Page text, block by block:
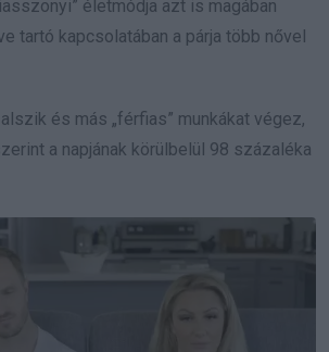
életmódja azt is magában
tartó kapcsolatában a párja több nővel
és más „férfias” munkákat végez,
a napjának körülbelül 98 százaléka